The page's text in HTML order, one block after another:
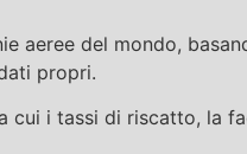
aeree del mondo,
propri.
cui i tassi di riscatto, la